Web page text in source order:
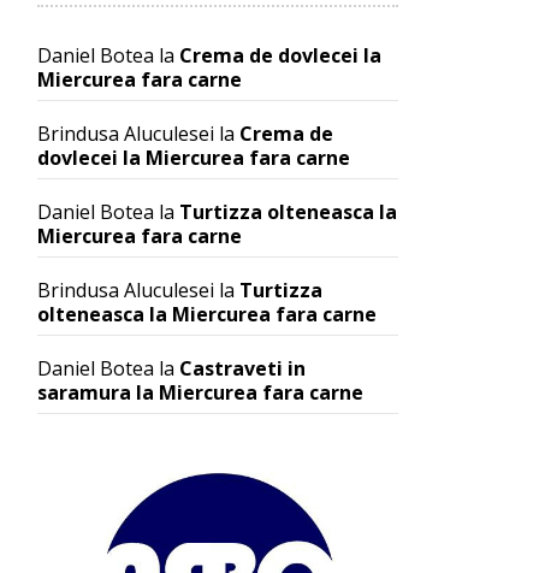
Daniel Botea la Crema de dovlecei la
Miercurea fara carne
Brindusa Aluculesei la Crema de
dovlecei la Miercurea fara carne
Daniel Botea la Turtizza olteneasca la
Miercurea fara carne
Brindusa Aluculesei la Turtizza
olteneasca la Miercurea fara carne
Daniel Botea la Castraveti in
saramura la Miercurea fara carne